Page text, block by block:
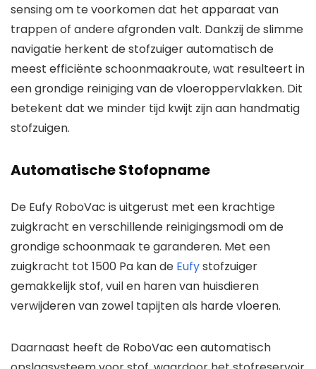
sensing om te voorkomen dat het apparaat van
trappen of andere afgronden valt. Dankzij de slimme
navigatie herkent de stofzuiger automatisch de
meest efficiënte schoonmaakroute, wat resulteert in
een grondige reiniging van de vloeroppervlakken. Dit
betekent dat we minder tijd kwijt zijn aan handmatig
stofzuigen.
Automatische Stofopname
De Eufy RoboVac is uitgerust met een krachtige
zuigkracht en verschillende reinigingsmodi om de
grondige schoonmaak te garanderen. Met een
zuigkracht tot 1500 Pa kan de Eufystofzuiger
gemakkelijk stof, vuil en haren van huisdieren
verwijderen van zowel tapijten als harde vloeren.
Daarnaast heeft de RoboVac een automatisch